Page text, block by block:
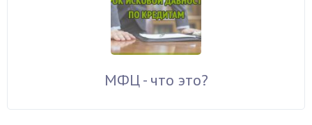
МФЦ - что это?